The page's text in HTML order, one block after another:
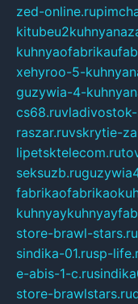
zed-online.ru
xehyroo-5-
guzywia-4-
cs68.ru
raszar.ruvskrytie-
lipetsktelecom.ru
seksuzb.ru
store-brawl-stars.ru
sindika-01.rusp-
e-abis-1-c.ru
store-brawlstars.ru